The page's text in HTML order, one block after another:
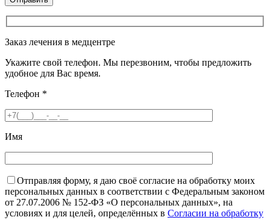
Заказ лечения в медцентре
Укажите свой телефон. Мы перезвоним, чтобы предложить
удобное для Вас время.
Телефон *
Имя
Отправляя форму, я даю своё согласие на обработку моих
персональных данных в соответствии с Федеральным законом
от 27.07.2006 № 152-ФЗ «О персональных данных», на
условиях и для целей, определённых в Согласии на обработку